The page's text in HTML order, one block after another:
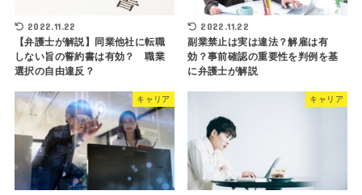
2022.11.22
【弁護士が解説】同業他社に転職
しない旨の誓約書は有効？ 職業
選択の自由違反？
2022.11.22
副業禁止は実は違法？解雇は有
効？事前確認の重要性を判例を基
に弁護士が解説
キャリア キャリア